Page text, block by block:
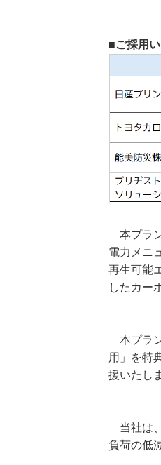
■ご採用
本プラ
電力メニ
再生可能
したカー
本プラ
用」を特
援いたし
当社は
負荷の低